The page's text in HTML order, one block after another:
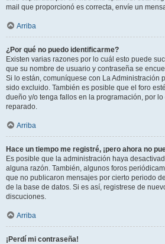
mail que proporcionó es correcta, envíe un
Arriba
¿Por qué no puedo identificarme?
Existen varias razones por lo cuál esto puede
que su nombre de usuario y contraseña se
Si lo están, comuníquese con La Administración
sido excluido. También es posible que el foro
dueño y/o tenga fallos en la programación, por
reparado.
Arriba
Hace un tiempo me registré, ¡pero ahora no
Es posible que la administración haya
alguna razón. También, algunos foros
que no publicaron mensajes por cierto periodo
de la base de datos. Si es así, registrese de
discuciones.
Arriba
¡Perdí mi contraseña!